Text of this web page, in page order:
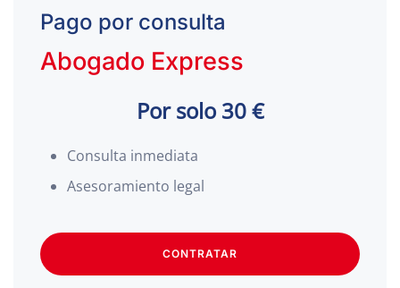
Pago por consulta
Abogado Express
Por solo 30 €
Consulta inmediata
Asesoramiento legal
CONTRATAR